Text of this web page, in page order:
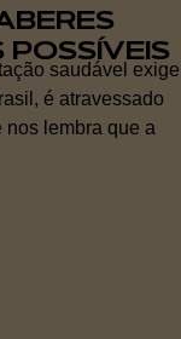
POSSÍVEIS
saudável exige
é atravessado
lembra que a